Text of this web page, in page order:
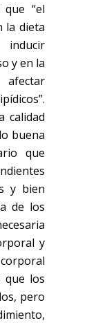
“el
la dieta
y en la
calidad
buena
que
y bien
de los
y
que los
pero